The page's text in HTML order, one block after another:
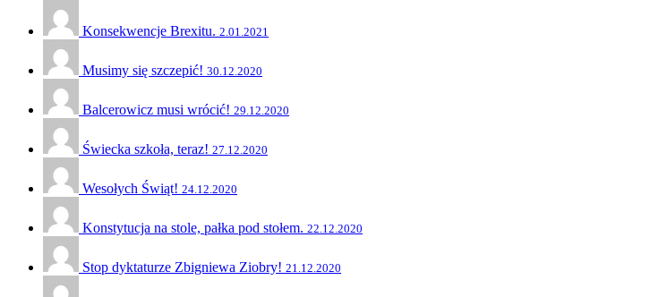
Konsekwencje Brexitu. 2.01.2021
Musimy się szczepić! 30.12.2020
Balcerowicz musi wrócić! 29.12.2020
Świecka szkoła, teraz! 27.12.2020
Wesołych Świąt! 24.12.2020
Konstytucja na stole, pałka pod stołem. 22.12.2020
Stop dyktaturze Zbigniewa Ziobry! 21.12.2020